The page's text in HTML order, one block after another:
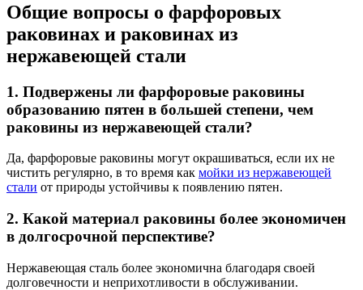
Общие вопросы о фарфоровых
раковинах и раковинах из
нержавеющей стали
1. Подвержены ли фарфоровые раковины
образованию пятен в большей степени, чем
раковины из нержавеющей стали?
Да, фарфоровые раковины могут окрашиваться, если их не
чистить регулярно, в то время как мойки из нержавеющей
стали от природы устойчивы к появлению пятен.
2. Какой материал раковины более экономичен
в долгосрочной перспективе?
Нержавеющая сталь более экономична благодаря своей
долговечности и неприхотливости в обслуживании.